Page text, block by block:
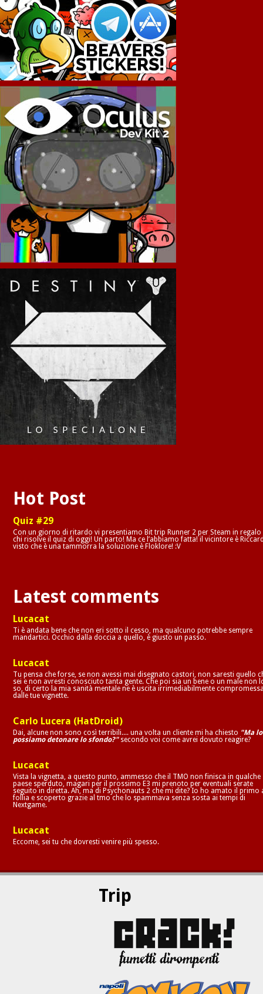
Hot Post
Quiz #29
Con un giorno di ritardo vi presentiamo Bit trip Runner 2 per Steam in regalo
chi risolve il quiz di oggi! Un parto! Ma ce l’abbiamo fatta! il vicintore è
visto che è una tammorra la soluzione è Floklore! :V
Latest comments
Lucacat
Ti è andata bene che non eri sotto il cesso, ma qualcuno potrebbe sempre
mandartici. Occhio dalla doccia a quello, è giusto un passo.
Lucacat
Tu pensa che forse, se non avessi mai disegnato castori, non saresti quello
sei e non avresti conosciuto tanta gente. Che poi sia un bene o un male non
so, di certo la mia sanità mentale ne è uscita irrimediabilmente
dalle tue vignette.
Carlo Lucera (HatDroid)
Dai, alcune non sono così terribili.... una volta un cliente mi ha chiesto "Ma lo
possiamo detonare lo sfondo?"secondo voi come avrei dovuto reagire?
Lucacat
Vista la vignetta, a questo punto, ammesso che il TMO non finisca in qualche
paese sperduto, magari per il prossimo E3 mi prenoto per eventuali serate
seguito in diretta. Ah, ma di Psychonauts 2 che mi dite? Io ho amato il primo
follia e scoperto grazie al tmo che lo spammava senza sosta ai tempi di
Nextgame.
Lucacat
Eccome, sei tu che dovresti venire più spesso.
Trip